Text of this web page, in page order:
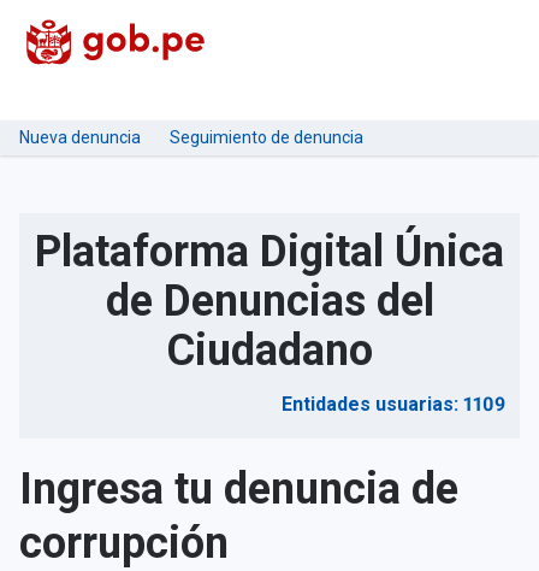
Nueva denuncia Seguimiento de denuncia
Plataforma Digital Única
de Denuncias del
Ciudadano
Entidades usuarias: 1109
Ingresa tu denuncia de
corrupción